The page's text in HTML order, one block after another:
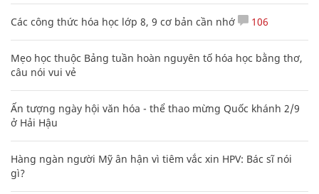
Các công thức hóa học lớp 8, 9 cơ bản cần nhớ 106
Mẹo học thuộc Bảng tuần hoàn nguyên tố hóa học bằng thơ,
câu nói vui vẻ
Ấn tượng ngày hội văn hóa - thể thao mừng Quốc khánh 2/9
ở Hải Hậu
Hàng ngàn người Mỹ ân hận vì tiêm vắc xin HPV: Bác sĩ nói
gì?